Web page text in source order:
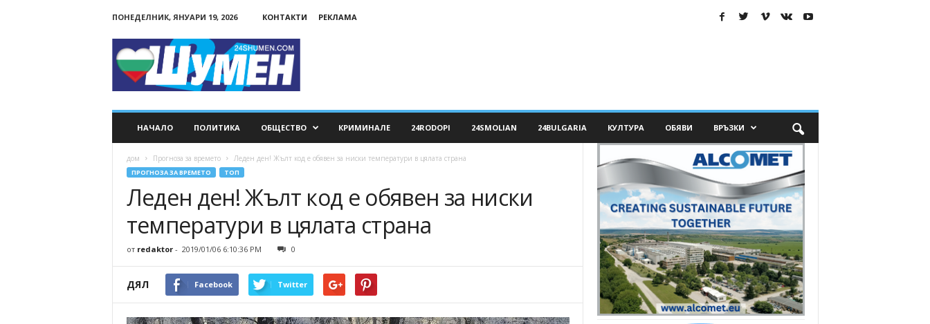
ПОНЕДЕЛНИК, ЯНУАРИ 19, 2026 КОНТАКТИ РЕКЛАМА
НАЧАЛО ПОЛИТИКА ОБЩЕСТВО КРИМИНАЛЕ 24RODOPI 24SMOLIAN 24BULGARIA КУЛТУРА ОБЯВИ ВРЪЗКИ
дом Прогноза за времето Леден ден! Жълт код е обявен за ниски температури в цялата страна
ПРОГНОЗА ЗА ВРЕМЕТО ТОП
Леден ден! Жълт код е обявен за ниски
температури в цялата страна
от redaktor- 2019/01/06 6:10:36 PM 0
ДЯЛ Facebook Twitter